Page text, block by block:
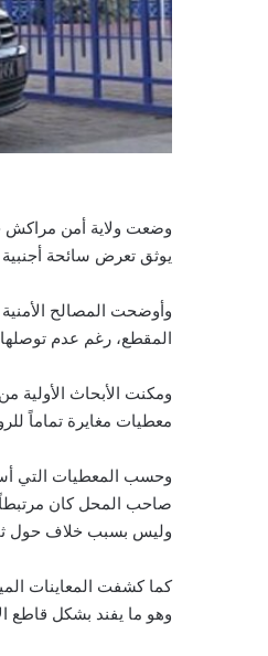
وضعت ولاية أمن مراكش
يوثق تعرض سائحة أجنبية
وأوضحت المصالح
المقطع، رغم عدم
ومكنت الأبحاث الأولية
معطيات مغايرة تماماً
وحسب المعطيات التي
صاحب المحل كان مرتبطاً
وليس بسبب خلاف حول
كما كشفت المعاينات
وهو ما يفند بشكل قاطع